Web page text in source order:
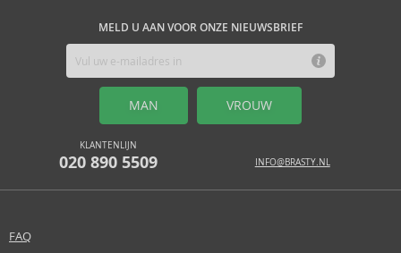
MELD U AAN VOOR ONZE NIEUWSBRIEF
MAN VROUW
KLANTENLIJN
020 890 5509 INFO@BRASTY.NL
FAQ